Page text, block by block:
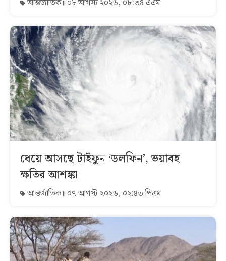
আন্তর্জাতিক ০৮ আগস্ট ২০২৬, ০৮:৩৪ এএম
ধেয়ে আসছে টাইফুন ‘ডলফিন’, ভয়াবহ
ক্ষতির আশঙ্কা
আন্তর্জাতিক ০৭ আগস্ট ২০২৬, ০২:৪৩ পিএম